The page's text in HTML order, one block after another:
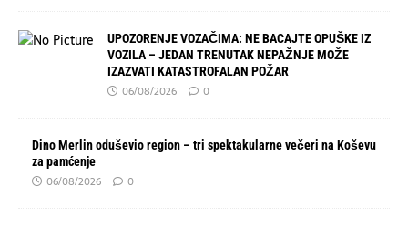
UPOZORENJE VOZAČIMA: NE BACAJTE OPUŠKE IZ
VOZILA – JEDAN TRENUTAK NEPAŽNJE MOŽE
IZAZVATI KATASTROFALAN POŽAR
06/08/2026 0
Dino Merlin oduševio region – tri spektakularne večeri na Koševu
za pamćenje
06/08/2026 0